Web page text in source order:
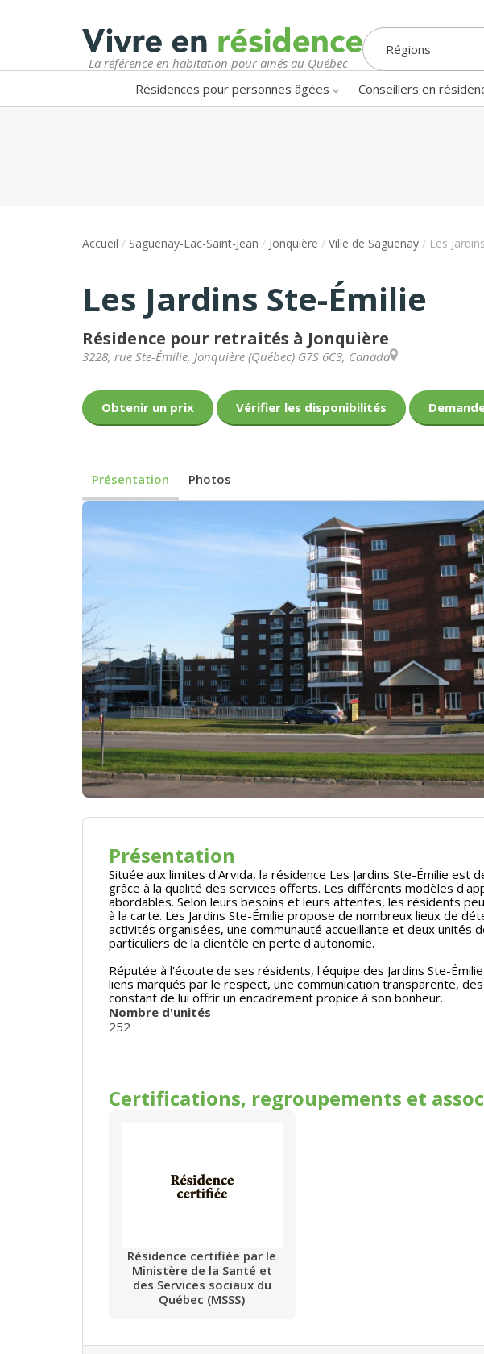
La référence en habitation pour ainés au Québec
Régions
Résidences pour personnes âgées Conseillers en
Accueil / Saguenay-Lac-Saint-Jean / Jonquière / Ville de Saguenay / Les
Les Jardins Ste-Émilie
Résidence pour retraités à Jonquière
3228, rue Ste-Émilie, Jonquière (Québec) G7S 6C3, Canada
Obtenir un prix Vérifier les disponibilités
Présentation Photos
Présentation
Située aux limites d'Arvida, la résidence Les Jardins Ste-Émilie est
grâce à la qualité des services offerts. Les différents modèles
abordables. Selon leurs besoins et leurs attentes, les résidents
à la carte. Les Jardins Ste-Émilie propose de nombreux lieux de
activités organisées, une communauté accueillante et deux unités
particuliers de la clientèle en perte d'autonomie.
Réputée à l'écoute de ses résidents, l'équipe des Jardins Ste-
liens marqués par le respect, une communication transparente,
constant de lui offrir un encadrement propice à son bonheur.
Nombre d'unités
252
Certifications, regroupements et
Résidence certifiée par le
Ministère de la Santé et
des Services sociaux du
Québec (MSSS)